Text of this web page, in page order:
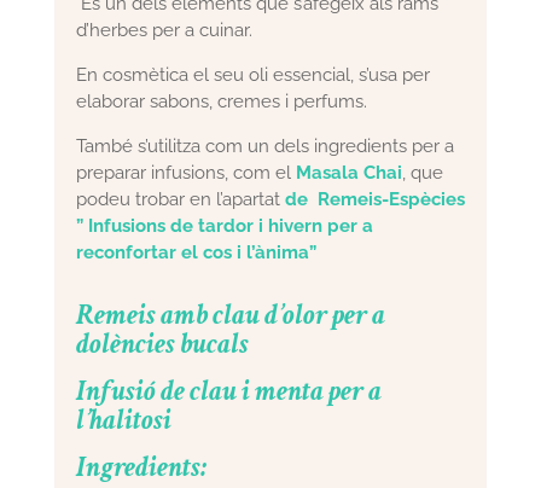
d’herbes per a cuinar.
En cosmètica el seu oli essencial, s’usa per
elaborar sabons, cremes i perfums.
També s’utilitza com un dels ingredients per a
preparar infusions, com el Masala Chai, que
podeu trobar en l’apartat de Remeis-Espècies
” Infusions de tardor i hivern per a
reconfortar el cos i l’ànima”
Remeis amb clau d’olor per a
dolències bucals
Infusió de clau i menta per a
l’halitosi
Ingredients: